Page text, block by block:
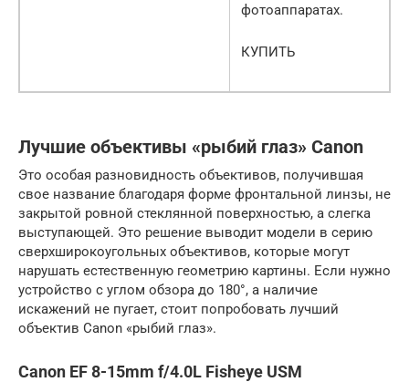
фотоаппаратах.
КУПИТЬ
Лучшие объективы «рыбий глаз» Canon
Это особая разновидность объективов, получившая
свое название благодаря форме фронтальной линзы, не
закрытой ровной стеклянной поверхностью, а слегка
выступающей. Это решение выводит модели в серию
сверхширокоугольных объективов, которые могут
нарушать естественную геометрию картины. Если нужно
устройство с углом обзора до 180°, а наличие
искажений не пугает, стоит попробовать лучший
объектив Canon «рыбий глаз».
Canon EF 8-15mm f/4.0L Fisheye USM